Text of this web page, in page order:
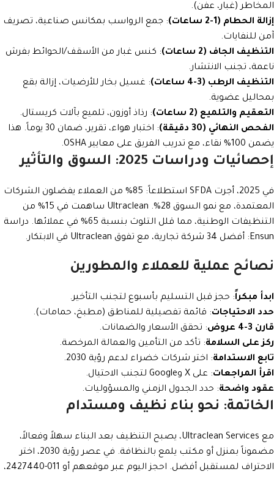
المخاطر (غبار، عفن).
إزالة الحطام (1-2 ساعات)
: جمع الرواسب بمكانس صناعية، تصريف
آمن للنفايات.
التنظيف الجاف (2 ساعات)
: كنس غبار من الأسقف/الحوائط بفرش
ناعمة، تجنب الانتشار.
التنظيف الرطب (3-4 ساعات)
: غسيل بخار للأرضيات، إزالة بقع
بمحاليل عضوية.
التعقيم والتلميع (2 ساعات)
: رذاذ أوزون، تلميع بآلات كريستال.
الفحص النهائي (30 دقيقة)
: اختبار هواء، تقرير، ضمان 30 يوماً. هذا
يضمن 100% نقاء، مع تدريب الفريق على معايير OSHA.
إحصائيات ودراسات 2025: السوق والتأثير
في 2025، أجرت SFDA استطلاعاً: 85% من العملاء يفضلون الشركات
المعتمدة، مع نمو السوق 28%. Ultraclean ساهمت في 15% من
التنظيفات الوطنية، مما قلل التلوث بنسبة 65% في عملائها. دراسة
Ensun: أفضل 34 شركة تجارية، مع تفوق Ultraclean في الابتكار.
نصائح عملية للعملاء والمطورين
ابدأ مبكراً: حجز قبل التسليم بأسبوع لتجنب التأخير.
حدد الاحتياجات: قائمة تفصيلية للمناطق (مطبخ، حمامات).
قارن 3-4 عروض
: تحقق الأسعار والضمانات.
ركز على السلامة: تأكد من التأمين والعمالة المرخصة.
تابع الاستدامة: اختر شركات خضراء لدعم رؤية 2030.
اقرأ المراجعات: على X وGoogle لتجنب الاحتيال.
عقود واضحة: حدد الجدول الزمني والمسؤوليات.
الخاتمة: نحو بناء نظيف ومستدام
مع Ultraclean Services، يصبح التنظيف بعد البناء سهلاً وفعالاً،
مضموناً بمنزل أو مكتب يلمع بالنظافة. في عصر رؤية 2030، اختر
الاحتراف لمستقبل أفضل. احجز اليوم عبر موقعهم أو 011-2427440،